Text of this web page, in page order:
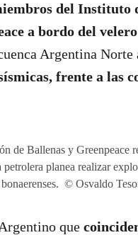
del Instituto
a bordo del
Argentina
frente a las
de Ballenas y Greenpeace
planea realizar
bonaerenses. © Osvaldo
que